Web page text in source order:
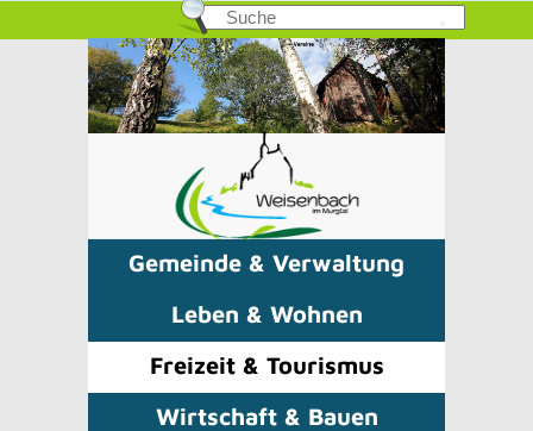
Gemeinde & Verwaltung
Leben & Wohnen
Freizeit & Tourismus
Wirtschaft & Bauen